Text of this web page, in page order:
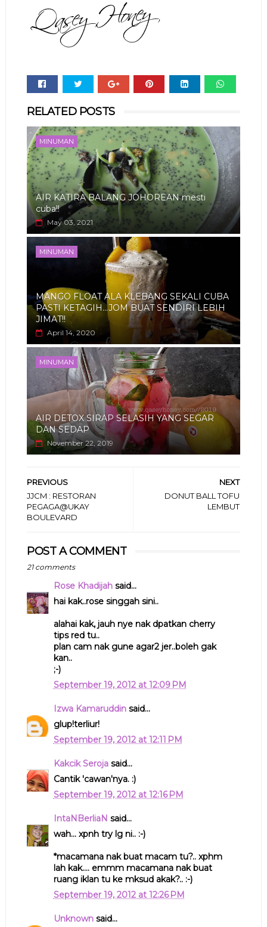
RELATED POSTS
MINUMAN
AIR KATIRA BALANG JOHOREAN mesti
cuba!!
May 03, 2021
MINUMAN
MANGO FLOAT ALA KLEBANG SEKALI CUBA
PASTI KETAGIH...JOM BUAT SENDIRI LEBIH
JIMAT!!
April 14, 2020
MINUMAN
AIR DETOX SIRAP SELASIH YANG SEGAR
DAN SEDAP
November 22, 2019
NEXT
DONUT BALL TOFU
LEMBUT
PREVIOUS
JJCM : RESTORAN
PEGAGA@UKAY
BOULEVARD
POST A COMMENT
21 comments
Rose Khadijahsaid...
hai kak..rose singgah sini..
alahai kak, jauh nye nak dpatkan cherry
tips red tu..
plan cam nak gune agar2 jer..boleh gak
kan..
;-)
September 19, 2012 at 12:09 PM
Izwa Kamaruddinsaid...
glup!terliur!
September 19, 2012 at 12:11 PM
Kakcik Serojasaid...
Cantik 'cawan'nya. :)
September 19, 2012 at 12:16 PM
IntaNBerliaN said...
wah... xpnh try lg ni.. :-)
*macamana nak buat macam tu?.. xphm
lah kak.... emmm macamana nak buat
ruang iklan tu ke mksud akak?.. :-)
September 19, 2012 at 12:26 PM
Unknownsaid...